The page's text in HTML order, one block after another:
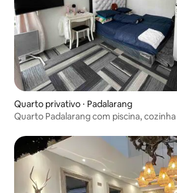
Quarto privativo ⋅ Padalarang
Quarto Padalarang com piscina,